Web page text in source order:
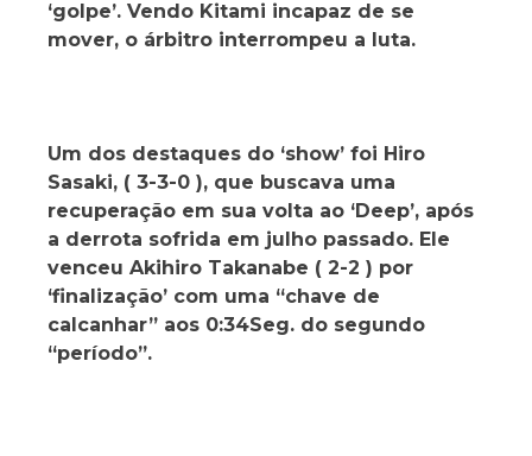
‘golpe’. Vendo Kitami incapaz de se
mover, o árbitro interrompeu a luta.
Um dos destaques do ‘show’ foi Hiro
Sasaki, ( 3-3-0 ), que buscava uma
recuperação em sua volta ao ‘Deep’, após
a derrota sofrida em julho passado. Ele
venceu Akihiro Takanabe ( 2-2 ) por
‘finalização’ com uma “chave de
calcanhar” aos 0:34Seg. do segundo
“período”.